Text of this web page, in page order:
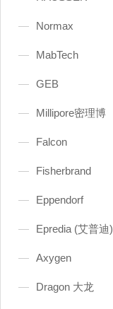
Normax
MabTech
GEB
Millipore密理博
Falcon
Fisherbrand
Eppendorf
Epredia (艾普迪)
Axygen
Dragon 大龙